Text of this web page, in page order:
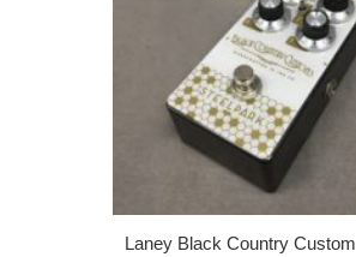
Laney Black Country Custom